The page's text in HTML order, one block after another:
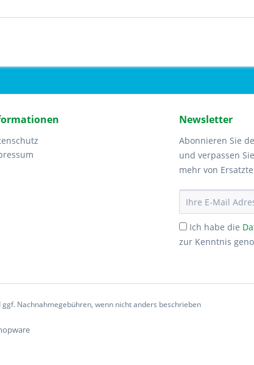
Newsletter
Abonnieren Sie
und verpassen
mehr von
Ich habe die
zur Kenntnis
Nachnahmegebühren, wenn nicht anders beschrieben